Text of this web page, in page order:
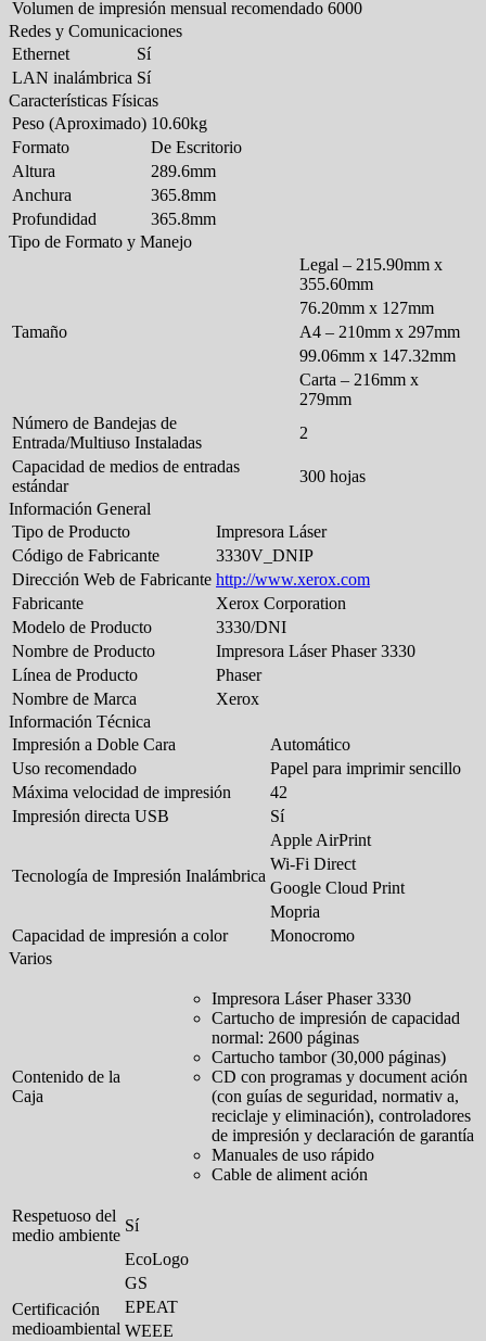
Volumen de impresión mensual recomendado 6000
Redes y Comunicaciones
Ethernet
Sí
LAN inalámbrica Sí
Características Físicas
Peso (Aproximado) 10.60kg
Formato
De Escritorio
Altura
289.6mm
Anchura
365.8mm
Profundidad
365.8mm
Tipo de Formato y Manejo
Tamaño
Legal – 215.90mm x
355.60mm
76.20mm x 127mm
A4 – 210mm x 297mm
99.06mm x 147.32mm
Carta – 216mm x
279mm
Número de Bandejas de
Entrada/Multiuso Instaladas
2
Capacidad de medios de entradas
estándar
300 hojas
Información General
Tipo de Producto
Impresora Láser
Código de Fabricante
3330V_DNIP
Dirección Web de Fabricante http://www.xerox.com
Fabricante
Xerox Corporation
Modelo de Producto
3330/DNI
Nombre de Producto
Impresora Láser Phaser 3330
Línea de Producto
Phaser
Nombre de Marca
Xerox
Información Técnica
Impresión a Doble Cara
Automático
Uso recomendado
Papel para imprimir sencillo
Máxima velocidad de impresión
42
Impresión directa USB
Sí
Tecnología de Impresión Inalámbrica
Apple AirPrint
Wi-Fi Direct
Google Cloud Print
Mopria
Capacidad de impresión a color
Monocromo
Varios
Contenido de la
Caja
Impresora Láser Phaser 3330
Cartucho de impresión de capacidad
normal: 2600 páginas
Cartucho tambor (30,000 páginas)
CD con programas y document ación
(con guías de seguridad, normativ a,
reciclaje y eliminación), controladores
de impresión y declaración de garantía
Manuales de uso rápido
Cable de aliment ación
Respetuoso del
medio ambiente
Sí
Certificación
medioambiental
EcoLogo
GS
EPEAT
WEEE